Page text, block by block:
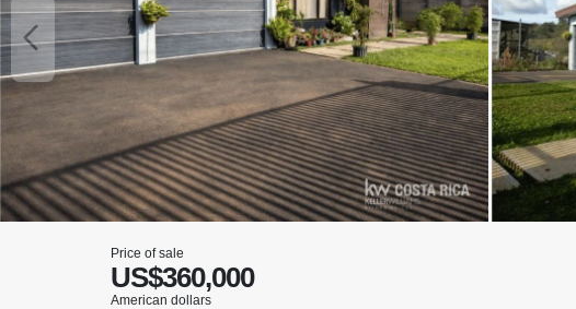
Price of sale
US$360,000
American dollars